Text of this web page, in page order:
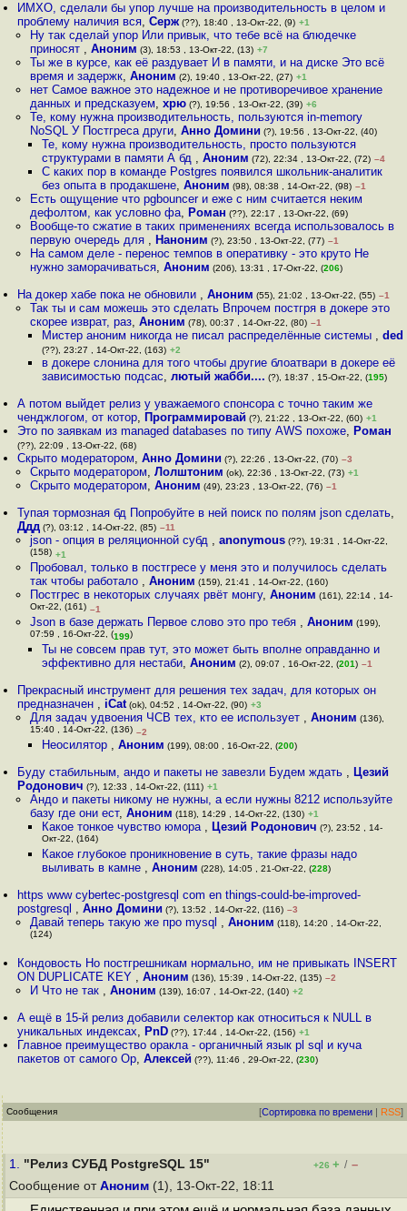
ИМХО, сделали бы упор лучше на производительность в целом и
проблему наличия вся,Серж (??), 18:40 , 13-Окт-22, (9) +1
Ну так сделай упор Или привык, что тебе всё на блюдечке
приносят , Аноним (3), 18:53 , 13-Окт-22, (13) +7
Ты же в курсе, как её раздувает И в памяти, и на диске Это всё
время и задержк, Аноним (2), 19:40 , 13-Окт-22, (27) +1
нет Самое важное это надежное и не противоречивое хранение
данных и предсказуем, хрю(?), 19:56 , 13-Окт-22, (39) +6
Те, кому нужна производительность, пользуются in-memory
NoSQL У Постгреса други, Анно Домини (?), 19:56 , 13-Окт-22, (40)
Те, кому нужна производительность, просто пользуются
структурами в памяти А бд , Аноним (72), 22:34 , 13-Окт-22, (72) –4
С каких пор в команде Postgres появился школьник-аналитик
без опыта в продакшене, Аноним (98), 08:38 , 14-Окт-22, (98) –1
Есть ощущение что pgbouncer и еже с ним считается неким
дефолтом, как условно фа, Роман (??), 22:17 , 13-Окт-22, (69)
Вообще-то сжатие в таких применениях всегда использовалось в
первую очередь для , Наноним (?), 23:50 , 13-Окт-22, (77) –1
На самом деле - перенос темпов в оперативку - это круто Не
нужно заморачиваться, Аноним (206), 13:31 , 17-Окт-22, (206)
На докер хабе пока не обновили ,Аноним (55), 21:02 , 13-Окт-22, (55) –1
Так ты и сам можешь это сделать Впрочем постгря в докере это
скорее изврат, раз, Аноним (78), 00:37 , 14-Окт-22, (80) –1
Мистер аноним никогда не писал распределённые системы , ded
(??), 23:27 , 14-Окт-22, (163) +2
в докере слонина для того чтобы другие блоатвари в докере её
зависимостью подсас, лютый жабби.... (?), 18:37 , 15-Окт-22, (195)
А потом выйдет релиз у уважаемого спонсора с точно таким же
ченджлогом, от котор, Программировай (?), 21:22 , 13-Окт-22, (60) +1
Это по заявкам из managed databases по типу AWS похоже, Роман
(??), 22:09 , 13-Окт-22, (68)
Скрыто модератором,Анно Домини (?), 22:26 , 13-Окт-22, (70) –3
Скрыто модератором, Лолштоним (ok), 22:36 , 13-Окт-22, (73) +1
Скрыто модератором, Аноним (49), 23:23 , 13-Окт-22, (76) –1
Тупая тормозная бд Попробуйте в ней поиск по полям json сделать,
Ддд (?), 03:12 , 14-Окт-22, (85) –11
json - опция в реляционной субд , anonymous(??), 19:31 , 14-Окт-22,
(158) +1
Пробовал, только в постгресе у меня это и получилось сделать
так чтобы работало , Аноним (159), 21:41 , 14-Окт-22, (160)
Постгрес в некоторых случаях рвёт монгу, Аноним (161), 22:14 , 14-
Окт-22, (161) –1
Json в базе держать Первое слово это про тебя , Аноним (199),
07:59 , 16-Окт-22, (199)
Ты не совсем прав тут, это может быть вполне оправданно и
эффективно для нестаби, Аноним (2), 09:07 , 16-Окт-22, (201) –1
Прекрасный инструмент для решения тех задач, для которых он
предназначен , iCat (ok), 04:52 , 14-Окт-22, (90) +3
Для задач удвоения ЧСВ тех, кто ее использует , Аноним (136),
15:40 , 14-Окт-22, (136) –2
Неосилятор , Аноним (199), 08:00 , 16-Окт-22, (200)
Буду стабильным, андо и пакеты не завезли Будем ждать , Цезий
Родонович (?), 12:33 , 14-Окт-22, (111) +1
Андо и пакеты никому не нужны, а если нужны 8212 используйте
базу где они ест, Аноним (118), 14:29 , 14-Окт-22, (130) +1
Какое тонкое чувство юмора , Цезий Родонович (?), 23:52 , 14-
Окт-22, (164)
Какое глубокое проникновение в суть, такие фразы надо
выливать в камне , Аноним (228), 14:05 , 21-Окт-22, (228)
https www cybertec-postgresql com en things-could-be-improved-
postgresql ,Анно Домини (?), 13:52 , 14-Окт-22, (116) –3
Давай теперь такую же про mysql , Аноним (118), 14:20 , 14-Окт-22,
(124)
Кондовость Но постгрешникам нормально, им не привыкать INSERT
ON DUPLICATE KEY ,Аноним (136), 15:39 , 14-Окт-22, (135) –2
И Что не так , Аноним (139), 16:07 , 14-Окт-22, (140) +2
А ещё в 15-й релиз добавили селектор как относиться к NULL в
уникальных индексах, PnD (??), 17:44 , 14-Окт-22, (156) +1
Главное преимущество оракла - органичный язык pl sql и куча
пакетов от самого Ор,Алексей (??), 11:46 , 29-Окт-22, (230)
Сообщения [Сортировка по времени | RSS]
1. "Релиз СУБД PostgreSQL 15" +26 + / –
Сообщение от Аноним (1), 13-Окт-22, 18:11